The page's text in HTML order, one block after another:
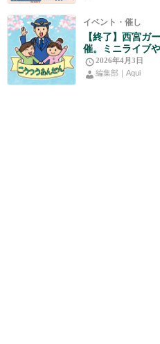
イベント・催し
【終了】西宮ガ
催。ミニライブ
2026年4月3日
編集部｜Aqui